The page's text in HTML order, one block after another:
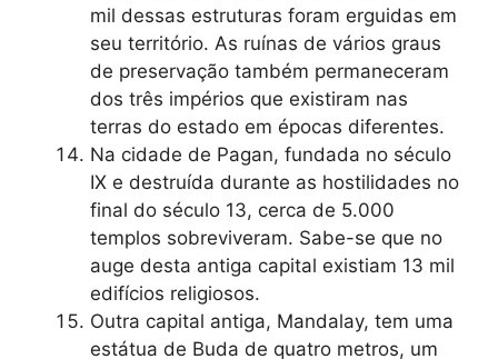
mil dessas estruturas foram erguidas em
seu território. As ruínas de vários graus
de preservação também permaneceram
dos três impérios que existiram nas
terras do estado em épocas diferentes.
Na cidade de Pagan, fundada no século
IX e destruída durante as hostilidades no
final do século 13, cerca de 5.000
templos sobreviveram. Sabe-se que no
auge desta antiga capital existiam 13 mil
edifícios religiosos.
Outra capital antiga, Mandalay, tem uma
estátua de Buda de quatro metros, um